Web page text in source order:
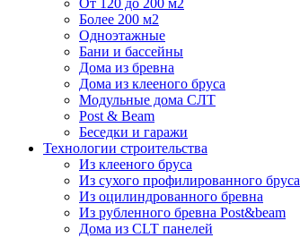
От 120 до 200 м2
Более 200 м2
Одноэтажные
Бани и бассейны
Дома из бревна
Дома из клееного бруса
Модульные дома СЛТ
Post & Beam
Беседки и гаражи
Технологии строительства
Из клееного бруса
Из сухого профилированного бруса
Из оцилиндрованного бревна
Из рубленного бревна Post&beam
Дома из CLT панелей